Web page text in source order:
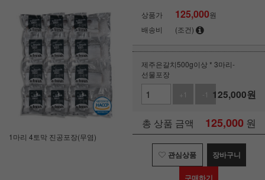
1마리 4토막 진공포장(무염)
상품가 125,000원
배송비
(조건)
제주은갈치500g이상 * 3마리-
선물포장
+1
-1 125,000원
총 상품 금액 125,000 원
관심상품 장바구니
구매하기